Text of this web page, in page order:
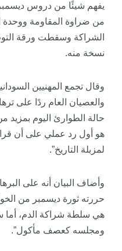
يفهم شيئًا من دروس ديسمبر
من ضراوة المقاومة ووحدة
الشراكة وسقطت ورقة
نسخة منه.
وقال تجمع المهنيين
والعصيان العام ردًا على
حالة الطوارئ اليوم بمزيد
هو أول رد عملي على أن
لمزبلة التاريخ”.
وأضاف البيان أنه على
حررته ثورة ديسمبر من
هي سلطة شراكة الدم، أما
ومجلسه كعصف مأكول”.